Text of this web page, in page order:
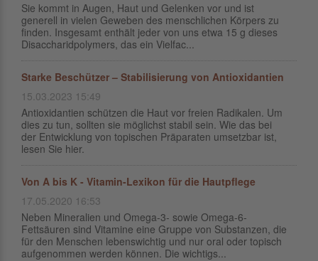
Sie kommt in Augen, Haut und Gelenken vor und ist
generell in vielen Geweben des menschlichen Körpers zu
finden. Insgesamt enthält jeder von uns etwa 15 g dieses
Disaccharidpolymers, das ein Vielfac...
Starke Beschützer – Stabilisierung von Antioxidantien
15.03.2023 15:49
Antioxidantien schützen die Haut vor freien Radikalen. Um
dies zu tun, sollten sie möglichst stabil sein. Wie das bei
der Entwicklung von topischen Präparaten umsetzbar ist,
lesen Sie hier.
Von A bis K - Vitamin-Lexikon für die Hautpflege
17.05.2020 16:53
Neben Mineralien und Omega-3- sowie Omega-6-
Fettsäuren sind Vitamine eine Gruppe von Substanzen, die
für den Menschen lebenswichtig und nur oral oder topisch
aufgenommen werden können. Die wichtigs...